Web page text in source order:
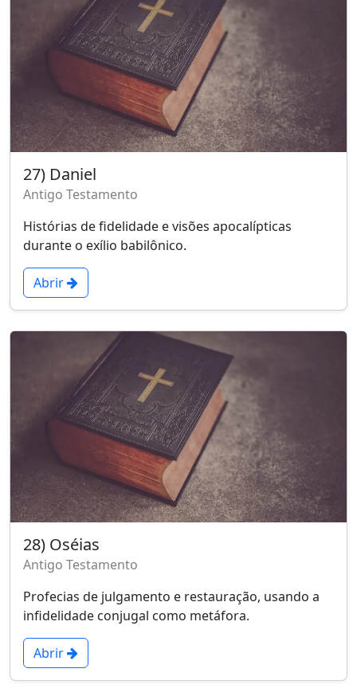
27) Daniel
Antigo Testamento
Histórias de fidelidade e visões apocalípticas
durante o exílio babilônico.
Abrir
28) Oséias
Antigo Testamento
Profecias de julgamento e restauração, usando a
infidelidade conjugal como metáfora.
Abrir